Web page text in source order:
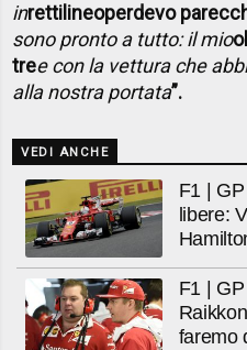
inrettilineoperdevo
sono pronto a tutto: il mio
tree con la vettura che
alla nostra portata”.
VEDI ANCHE
F1 |
libere:
F1 |
faremo